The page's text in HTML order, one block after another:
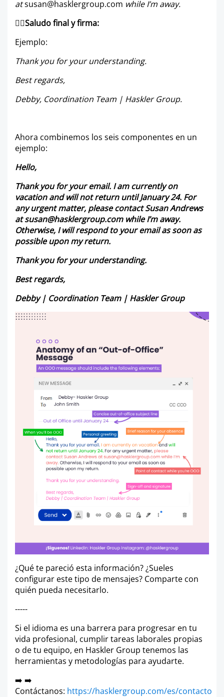
atsusan@hasklergroup.com while I’m away.
👉🏼Saludo final y firma:
Ejemplo:
Thank you for your understanding.
Best regards,
Debby, Coordination Team | Haskler Group.
Ahora combinemos los seis componentes en un
ejemplo:
Hello,
Thank you for your email. I am currently on
vacation and will not return until January 24. For
any urgent matter, please contact Susan Andrews
atsusan@hasklergroup.comwhile I’m away.
Otherwise, I will respond to your email as soon as
possible upon my return.
Thank you for your understanding.
Best regards,
Debby | Coordination Team | Haskler Group
¿Qué te pareció esta información? ¿Sueles
configurar este tipo de mensajes? Comparte con
quién pueda necesitarlo.
-----
Si el idioma es una barrera para progresar en tu
vida profesional, cumplir tareas laborales propias
o de tu equipo, en Haskler Group tenemos las
herramientas y metodologías para ayudarte.
➡️ ➡️
Contáctanos: https://hasklergroup.com/es/contacto